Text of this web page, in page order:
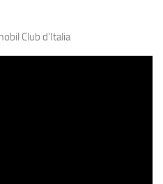
Club d’Italia